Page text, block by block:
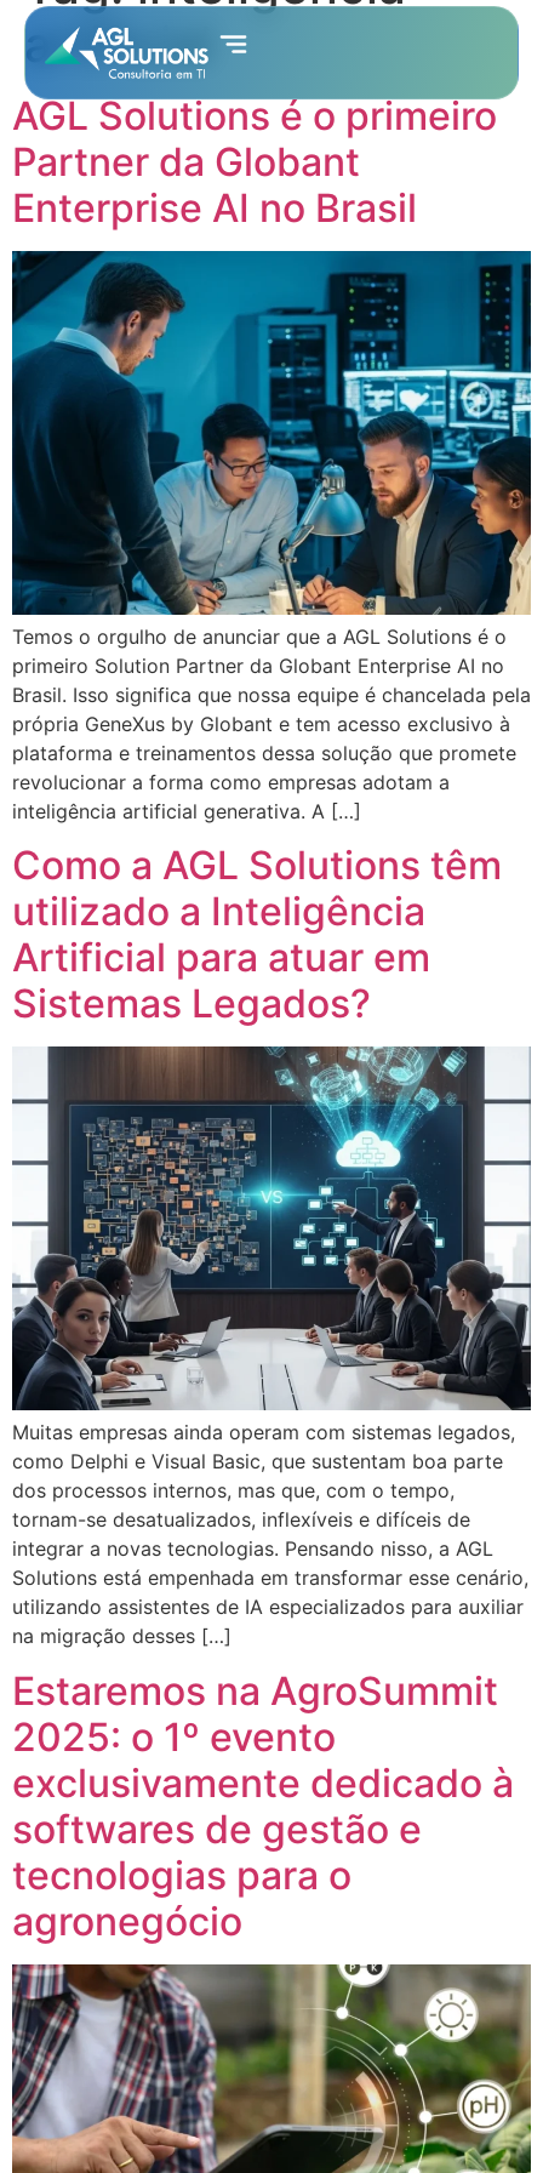
artificial
AGL Solutions é o primeiro
Partner da Globant
Enterprise AI no Brasil
Temos o orgulho de anunciar que a AGL Solutions é o
primeiro Solution Partner da Globant Enterprise AI no
Brasil. Isso significa que nossa equipe é chancelada pela
própria GeneXus by Globant e tem acesso exclusivo à
plataforma e treinamentos dessa solução que promete
revolucionar a forma como empresas adotam a
inteligência artificial generativa. A […]
Como a AGL Solutions têm
utilizado a Inteligência
Artificial para atuar em
Sistemas Legados?
Muitas empresas ainda operam com sistemas legados,
como Delphi e Visual Basic, que sustentam boa parte
dos processos internos, mas que, com o tempo,
tornam-se desatualizados, inflexíveis e difíceis de
integrar a novas tecnologias. Pensando nisso, a AGL
Solutions está empenhada em transformar esse cenário,
utilizando assistentes de IA especializados para auxiliar
na migração desses […]
Estaremos na AgroSummit
2025: o 1º evento
exclusivamente dedicado à
softwares de gestão e
tecnologias para o
agronegócio